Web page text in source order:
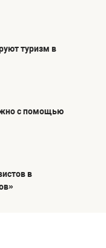
туризм в
с помощью
в